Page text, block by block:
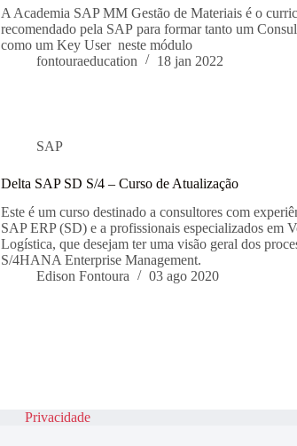
A Academia SAP MM Gestão de Materiais é o
recomendado pela SAP para formar tanto um
como um Key User neste módulo
fontouraeducation
18 jan 2022
SAP
Delta SAP SD S/4 – Curso de Atualização
Este é um curso destinado a consultores com
SAP ERP (SD) e a profissionais especializados em
Logística, que desejam ter uma visão geral dos
S/4HANA Enterprise Management.
Edison Fontoura
03 ago 2020
Privacidade